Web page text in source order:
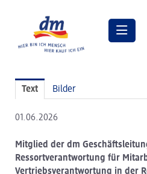
Pressebilder
dm Geschäftsführung
dm Markt
dm friseurstudio
Text Bilder
01.06.2026
Mitglied der dm
Ressortverantwortung für
Vertriebsverantwortung in der